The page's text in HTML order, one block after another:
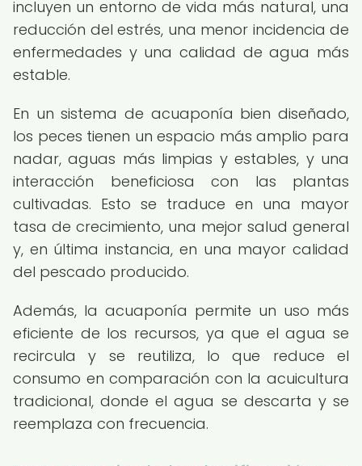
incluyen un entorno de vida más natural, una
reducción del estrés, una menor incidencia de
enfermedades y una calidad de agua más
estable.
En un sistema de acuaponía bien diseñado,
los peces tienen un espacio más amplio para
nadar, aguas más limpias y estables, y una
interacción beneficiosa con las plantas
cultivadas. Esto se traduce en una mayor
tasa de crecimiento, una mejor salud general
y, en última instancia, en una mayor calidad
del pescado producido.
Además, la acuaponía permite un uso más
eficiente de los recursos, ya que el agua se
recircula y se reutiliza, lo que reduce el
consumo en comparación con la acuicultura
tradicional, donde el agua se descarta y se
reemplaza con frecuencia.